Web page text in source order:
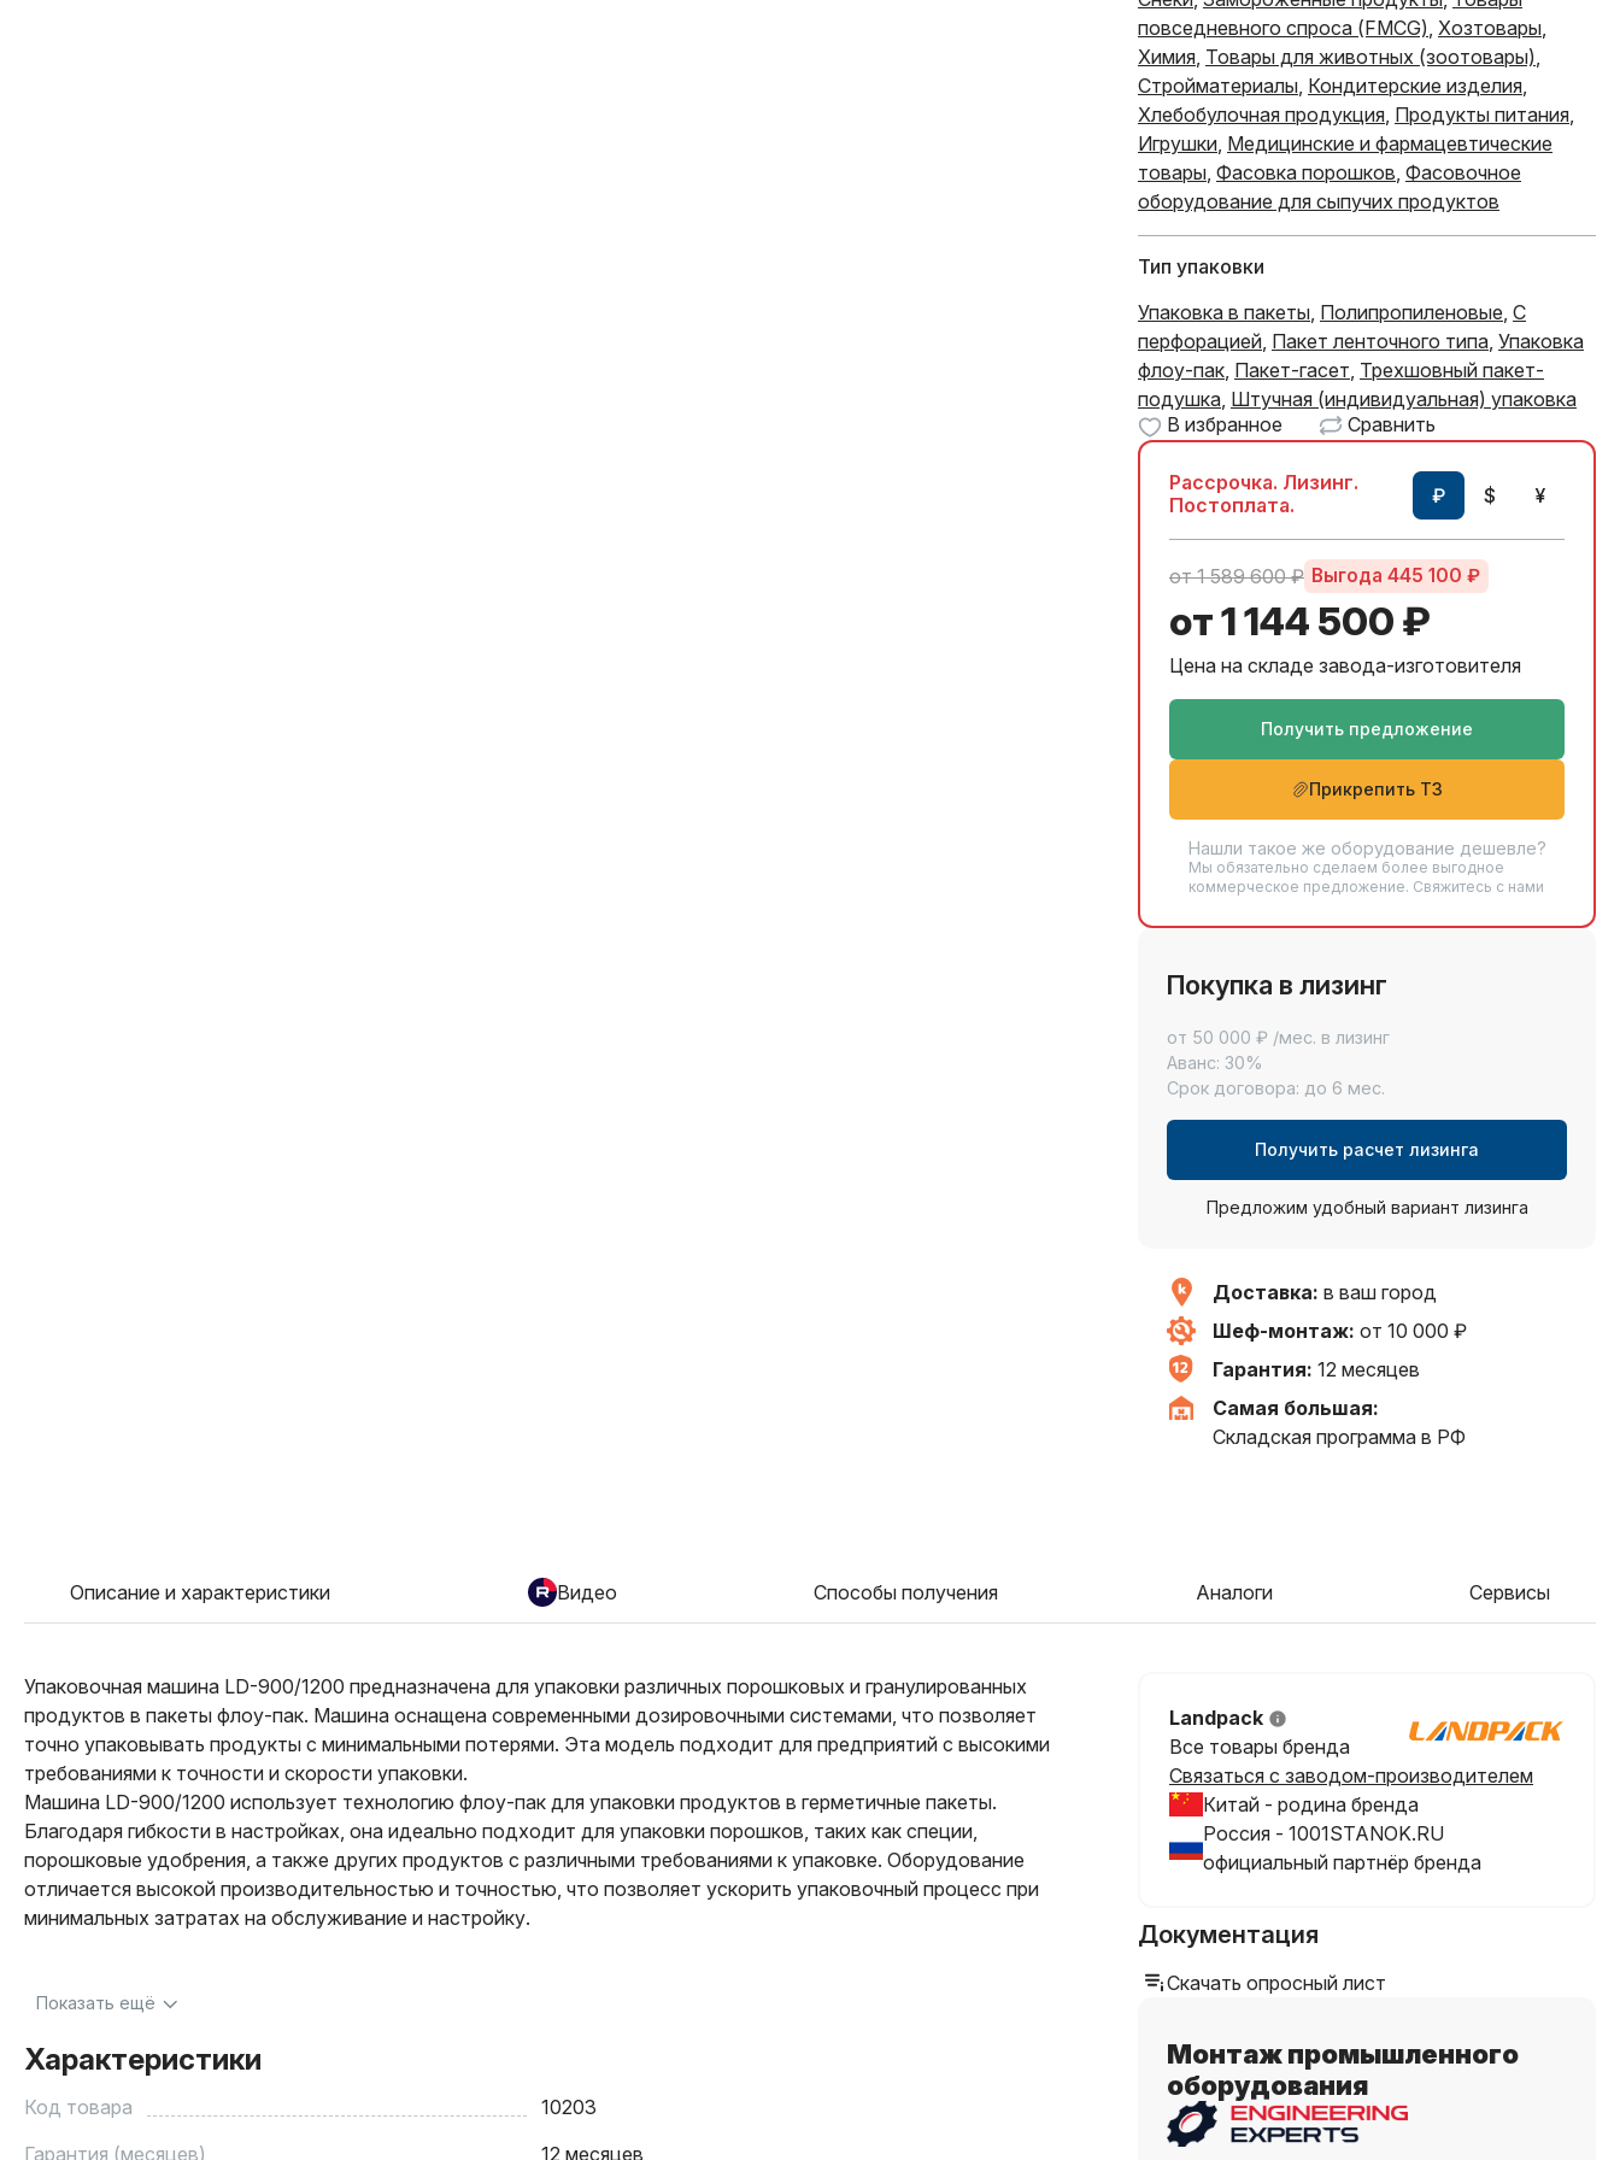
повседневного спроса (FMCG) Хозтовары
Химия Товары для животных (зоотовары)
Стройматериалы Кондитерские изделия
Хлебобулочная продукция Продукты питания
Игрушки Медицинские и фармацевтические
товары Фасовка порошков Фасовочное
оборудование для сыпучих продуктов
Тип упаковки
Упаковка в пакеты Полипропиленовые С
перфорацией Пакет ленточного типа Упаковка
флоу-пак Пакет-гасет Трехшовный пакет-
подушка Штучная (индивидуальная) упаковка
В избранное
Сравнить
Рассрочка. Лизинг.
Постоплата.
₽ $ ¥
от 1 589 600 ₽ Выгода 445 100 ₽
от 1 144 500 ₽
Цена на складе завода-изготовителя
Получить предложение
Прикрепить ТЗ
Нашли такое же оборудование дешевле?
Мы обязательно сделаем более выгодное
коммерческое предложение. Свяжитесь с нами
Покупка в лизинг
от 50 000 ₽ /мес. в лизинг
Аванс: 30%
Срок договора: до 6 мес.
Получить расчет лизинга
Предложим удобный вариант лизинга
Доставка: в ваш город
Шеф-монтаж: от 10 000 ₽
Гарантия: 12 месяцев
Самая большая:
Складская программа в РФ
Описание и характеристики Видео Способы получения Аналоги Сервисы
Упаковочная машина LD-900/1200 предназначена для упаковки различных порошковых и гранулированных
продуктов в пакеты флоу-пак. Машина оснащена современными дозировочными системами, что позволяет
точно упаковывать продукты с минимальными потерями. Эта модель подходит для предприятий с высокими
требованиями к точности и скорости упаковки.
Машина LD-900/1200 использует технологию флоу-пак для упаковки продуктов в герметичные пакеты.
Благодаря гибкости в настройках, она идеально подходит для упаковки порошков, таких как специи,
порошковые удобрения, а также других продуктов с различными требованиями к упаковке. Оборудование
отличается высокой производительностью и точностью, что позволяет ускорить упаковочный процесс при
минимальных затратах на обслуживание и настройку.
Показать ещё
Характеристики
Код товара
10203
Гарантия (месяцев)
12 месяцев
Landpack
Все товары бренда
Связаться с заводом-производителем
Китай - родина бренда
Россия - 1001STANOK.RU
официальный партнёр бренда
Документация
Скачать опросный лист
Монтаж промышленного
оборудования